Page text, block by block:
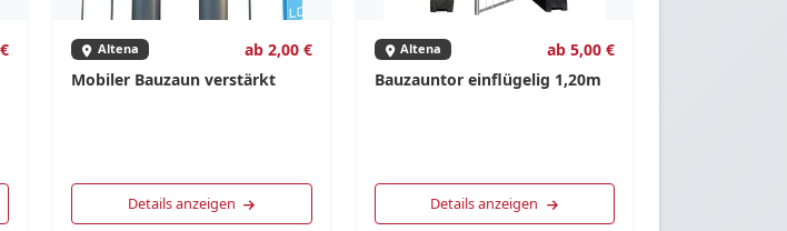
Altena
ab 2,00 €
Mobiler Bauzaun verstärkt
Details anzeigen
Altena
ab 5,00 €
Bauzauntor einflügelig 1,20m
Details anzeigen